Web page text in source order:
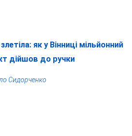
як у Вінниці мільйонний
дійшов до ручки
Сидорченко